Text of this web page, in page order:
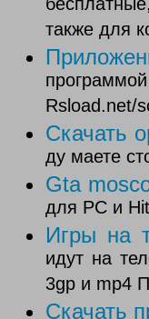
также для
Rsload.net/
Скачать
ду маете
Gta
для PC и
Игры на
идут на
3gp и mp4
Скачать